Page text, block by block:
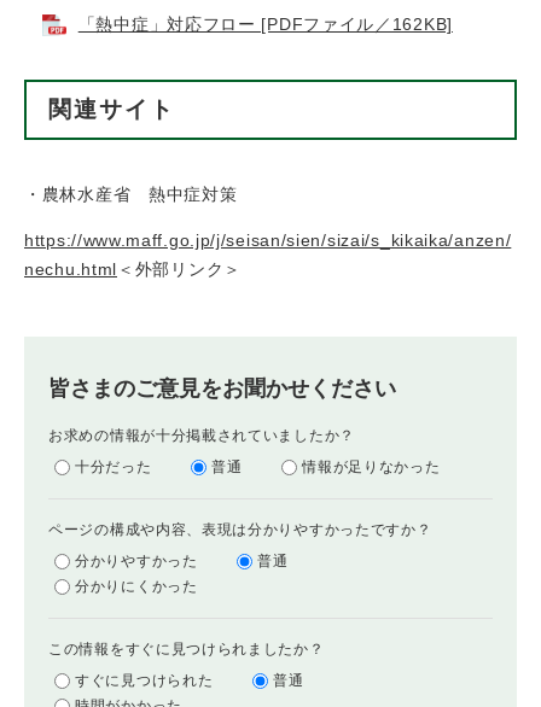
「熱中症」対応フロー [PDFファイル／162KB]
関連サイト
・農林水産省 熱中症対策
https://www.maff.go.jp/j/seisan/sien/sizai/s_kikaika/anzen/
nechu.html ＜外部リンク＞
皆さまのご意見をお聞かせください
お求めの情報が十分掲載されていましたか？
十分だった
普通 情報が足りなかった
ページの構成や内容、表現は分かりやすかったですか？
分かりやすかった
普通
分かりにくかった
この情報をすぐに見つけられましたか？
すぐに見つけられた
普通